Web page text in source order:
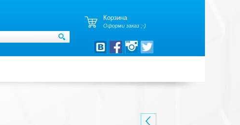
Корзина
Оформи заказ ;-)